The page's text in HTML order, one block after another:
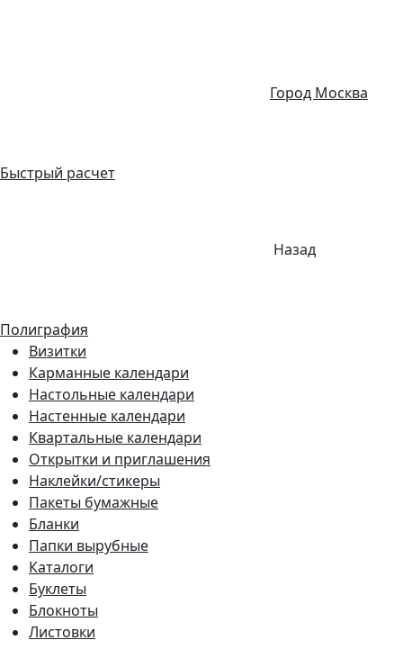
Город Москва
Быстрый расчет
Назад
Полиграфия
Визитки
Карманные календари
Настольные календари
Настенные календари
Квартальные календари
Открытки и приглашения
Наклейки/стикеры
Пакеты бумажные
Бланки
Папки вырубные
Каталоги
Буклеты
Блокноты
Листовки